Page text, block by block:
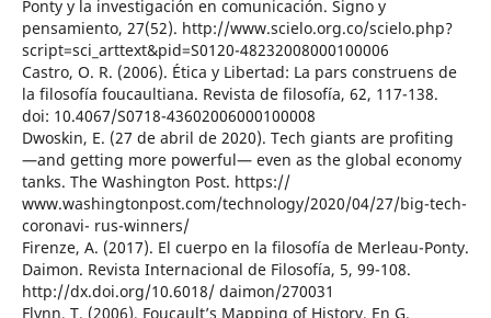
Ponty y la investigación en comunicación. Signo y
pensamiento, 27(52). http://www.scielo.org.co/scielo.php?
script=sci_arttext&pid=S0120-48232008000100006
Castro, O. R. (2006). Ética y Libertad: La pars construens de
la filosofía foucaultiana. Revista de filosofía, 62, 117-138.
doi: 10.4067/S0718-43602006000100008
Dwoskin, E. (27 de abril de 2020). Tech giants are profiting
—and getting more powerful— even as the global economy
tanks. The Washington Post. https://
www.washingtonpost.com/technology/2020/04/27/big-tech-
coronavi- rus-winners/
Firenze, A. (2017). El cuerpo en la filosofía de Merleau-Ponty.
Daimon. Revista Internacional de Filosofía, 5, 99-108.
http://dx.doi.org/10.6018/ daimon/270031
Flynn, T. (2006). Foucault’s Mapping of History. En G.